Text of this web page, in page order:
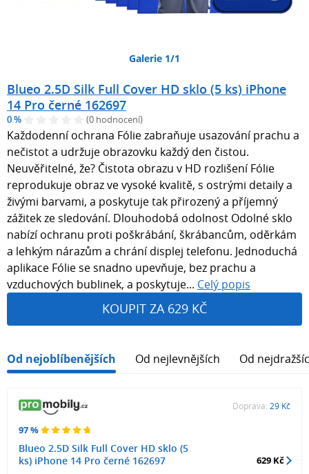
Galerie 1/1
Blueo 2.5D Silk Full Cover HD sklo (5 ks) iPhone
14 Pro černé 162697
0 % (0 hodnocení)
Každodenní ochrana Fólie zabraňuje usazování prachu a
nečistot a udržuje obrazovku každý den čistou.
Neuvěřitelné, že? Čistota obrazu v HD rozlišení Fólie
reprodukuje obraz ve vysoké kvalitě, s ostrými detaily a
živými barvami, a poskytuje tak přirozený a příjemný
zážitek ze sledování. Dlouhodobá odolnost Odolné sklo
nabízí ochranu proti poškrábání, škrábancům, oděrkám
a lehkým nárazům a chrání displej telefonu. Jednoduchá
aplikace Fólie se snadno upevňuje, bez prachu a
vzduchových bublinek, a poskytuje... Celý popis
KOUPIT ZA 629 KČ
Od nejoblíbenějších Od nejlevnějších Od
97 %
Blueo 2.5D Silk Full Cover HD sklo (5
ks) iPhone 14 Pro černé 162697
Doprava: 29 Kč
629 Kč